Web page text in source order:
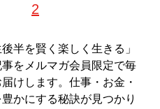
2
半を賢く楽しく生きる」
をメルマガ会員限定で毎
けします。仕事・お金・
かにする秘訣が見つかり